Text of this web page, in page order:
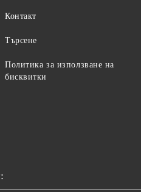
Контакт
Търсене
Политика за използване на
бисквитки